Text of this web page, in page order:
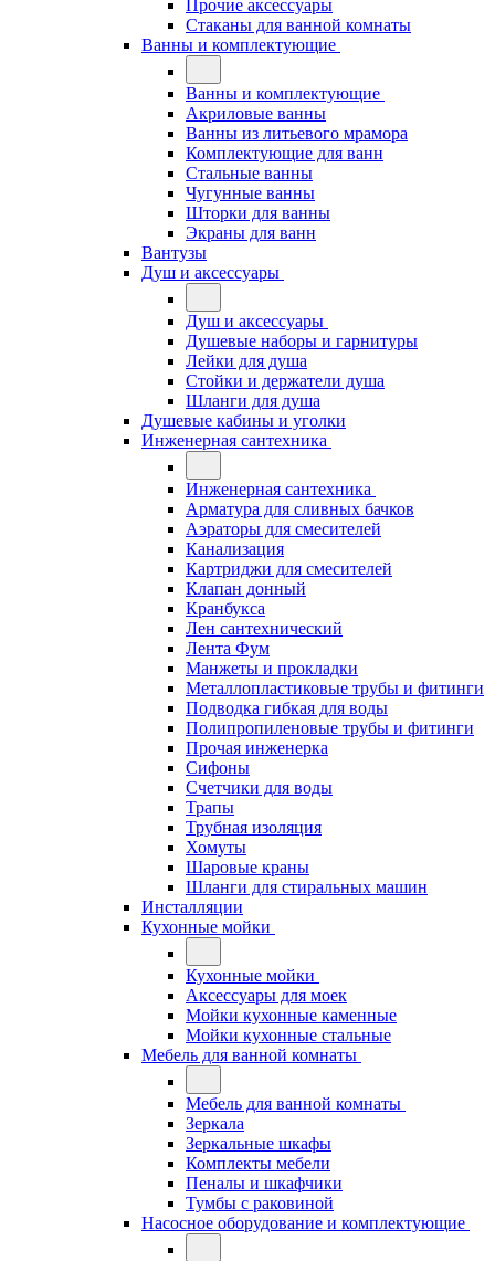
Прочие аксессуары
Стаканы для ванной комнаты
Ванны и комплектующие
Ванны и комплектующие
Акриловые ванны
Ванны из литьевого мрамора
Комплектующие для ванн
Стальные ванны
Чугунные ванны
Шторки для ванны
Экраны для ванн
Вантузы
Душ и аксессуары
Душ и аксессуары
Душевые наборы и гарнитуры
Лейки для душа
Стойки и держатели душа
Шланги для душа
Душевые кабины и уголки
Инженерная сантехника
Инженерная сантехника
Арматура для сливных бачков
Аэраторы для смесителей
Канализация
Картриджи для смесителей
Клапан донный
Кранбукса
Лен сантехнический
Лента Фум
Манжеты и прокладки
Металлопластиковые трубы и фитинги
Подводка гибкая для воды
Полипропиленовые трубы и фитинги
Прочая инженерка
Сифоны
Счетчики для воды
Трапы
Трубная изоляция
Хомуты
Шаровые краны
Шланги для стиральных машин
Инсталляции
Кухонные мойки
Кухонные мойки
Аксессуары для моек
Мойки кухонные каменные
Мойки кухонные стальные
Мебель для ванной комнаты
Мебель для ванной комнаты
Зеркала
Зеркальные шкафы
Комплекты мебели
Пеналы и шкафчики
Тумбы с раковиной
Насосное оборудование и комплектующие